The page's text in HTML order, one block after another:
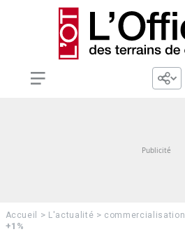
Accueil > L'actualité > commercialisation
+1%